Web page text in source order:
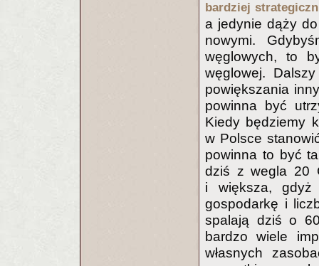
bardziej
a jedynie dąży
nowymi.
węglowych, to
węglowej.
powiększania
powinna być
Kiedy będziemy
w Polsce
powinna to być
dziś z wegla 20
i większa, gdyż
gospodarkę i
spalają dziś o
bardzo wiele
własnych